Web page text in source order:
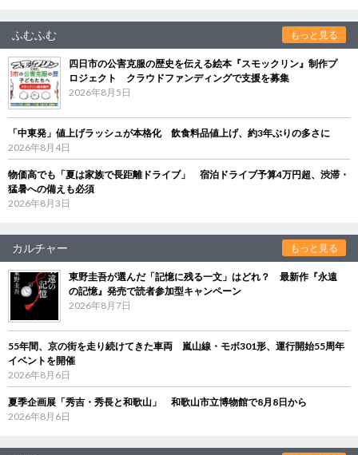
ふむふむ もっと見る
四日市の公害克服の歴史を伝える絵本『スモックリン』制作プ
ロジェクト クラウドファンディングで支援を募集
2026年8月5日
「中東発」値上げラッシュが本格化 飲食料品値上げ、約3年ぶりの多さに
2026年8月4日
物価高でも「夏は家族で長距離ドライブ」 宿泊ドライブ予算4万円超、渋滞・
猛暑への備えも必須
2026年8月3日
カルチャー もっと見る
東野圭吾が選んだ「記憶に残る一文」はどれ？ 最新作『永遠
の記憶』発売で読者参加型キャンペーン
2026年8月7日
55年間、京の街を走り続けてきた車両 嵐山線・モボ301形、運行開始55周年
イベントを開催
2026年8月6日
夏季企画展「秀吉・秀長と和歌山」 和歌山市立博物館で8月8日から
2026年8月6日